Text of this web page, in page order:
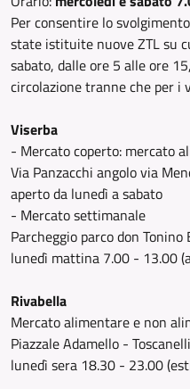
Per consentire lo
state istituite nuove ZTL su
sabato, dalle ore 5 alle ore
circolazione tranne che per i
Viserba
- Mercato coperto: mercato
Via Panzacchi angolo via
aperto da lunedì a sabato
- Mercato settimanale
Parcheggio parco don Tonino
lunedì mattina 7.00 - 13.00
Rivabella
Mercato alimentare e non
Piazzale Adamello - Toscanelli
lunedì sera 18.30 - 23.00